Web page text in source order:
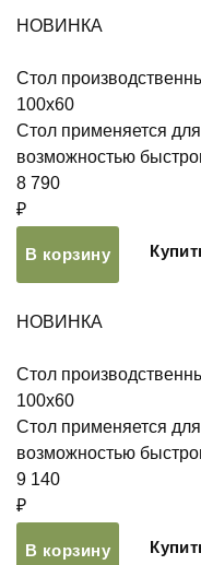
НОВИНКА
Стол
100х60
Стол применяется
возможностью
8 790
₽
В корзину
НОВИНКА
Стол
100х60
Стол применяется
возможностью
9 140
₽
В корзину